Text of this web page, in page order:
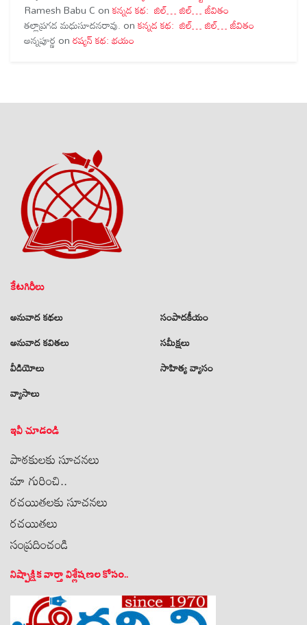
Ramesh Babu C onకన్నడ కథ: జిల్… జిల్… జీవితం
తల్లాప్రగడ మధుసూదనరావు. onకన్నడ కథ: జిల్… జిల్… జీవితం
అన్నపూర్ణ onరష్యన్ కథ: భయం
కేటగిరీలు
అనువాద కథలు
అనువాద కవితలు
వీడియోలు
వ్యాసాలు
సంపాదకీయం
సమీక్షలు
సాహిత్య వ్యాసం
ఇవీ చూడండి
పాఠకులకు సూచనలు
మా గురించి..
రచయితలకు సూచనలు
రచయితలు
సంప్రదించండి
నిష్పాక్షిక వార్తా విశ్లేషణల కోసం..